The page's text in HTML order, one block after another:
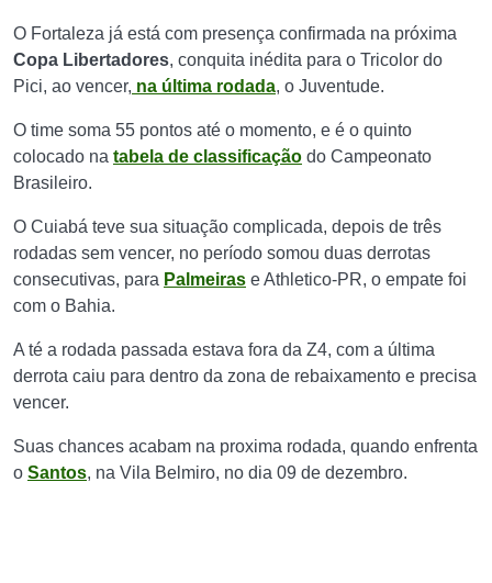
O Fortaleza já está com presença confirmada na próxima
Copa Libertadores, conquita inédita para o Tricolor do
Pici, ao vencer, na última rodada, o Juventude.
O time soma 55 pontos até o momento, e é o quinto
colocado na tabela de classificação do Campeonato
Brasileiro.
O Cuiabá teve sua situação complicada, depois de três
rodadas sem vencer, no período somou duas derrotas
consecutivas, para Palmeiras e Athletico-PR, o empate foi
com o Bahia.
A té a rodada passada estava fora da Z4, com a última
derrota caiu para dentro da zona de rebaixamento e precisa
vencer.
Suas chances acabam na proxima rodada, quando enfrenta
o Santos, na Vila Belmiro, no dia 09 de dezembro.